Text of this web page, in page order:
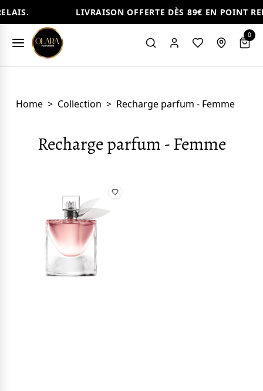
LIVRAISON OFFERTE DÈS 89€ EN POINT
0
Home > Collection > Recharge parfum - Femme
Recharge parfum - Femme